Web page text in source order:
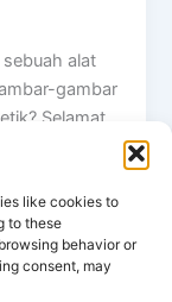
like cookies to
to these
behavior or
consent, may
alat
gambar
Selamat